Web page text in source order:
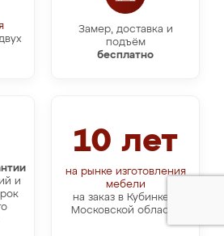
Замер, доставка и
подъём
бесплатно
10 лет
на рынке изготовления
мебели
на заказ в Кубинке и
Московской области
и